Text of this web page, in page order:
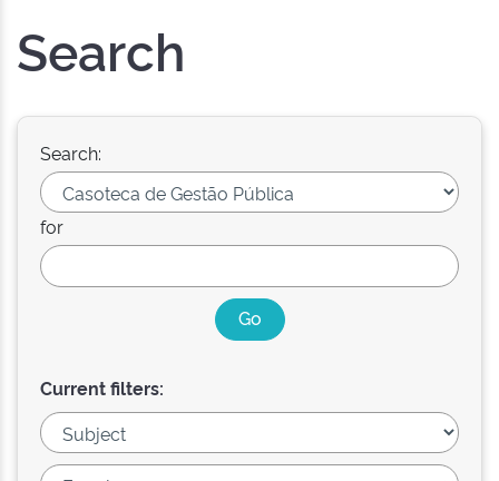
Search
Search:
for
Current filters: